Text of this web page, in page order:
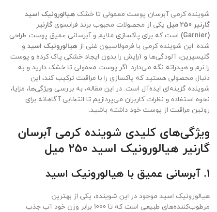
شوینده کرمی آبرسان پوست معمولی تا خشک هیالورونیک اسید
گارنیر 250 میل
یکی از محصولات محبوب برند فرانسویگارنیر
(Garnier)
است که برای پاکسازی ملایم و آبرسانی عمیق پوست طراحی
شده. این شوینده کرمی با فرمولاسیون غنی از هیالورونیک اسید و
گلیسیرین، آلودگی‌ها و آرایش را بدون ایجاد خشکی پاک کرده و پوست
را نرم و هیدراته نگه می‌دارد. اگر پوست معمولی تا خشک دارید و به
دنبال محصولی هستید که پاکسازی را با مراقبت ترکیب کند، این
شوینده گزینه‌ای ایده‌آل است. در این مقاله، به بررسی ویژگی‌ها، مزایا،
نحوه استفاده و نظرات کاربران می‌پردازیم تا انتخابی آگاهانه برای
روتین مراقبت از پوست خود داشته باشید.
ویژگی‌های کلیدی شوینده کرمی آبرسان
گارنیر هیالورونیک اسید 250 میل
1. آبرسانی عمیق با هیالورونیک اسید
هیالورونیک اسید موجود در این شوینده، یکی از بهترین
مرطوب‌کننده‌های طبیعی است که تا 1000 برابر وزن خود آب جذب